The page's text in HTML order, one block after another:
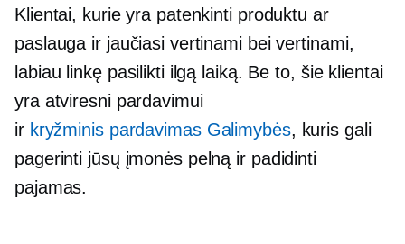
Klientai, kurie yra patenkinti produktu ar
paslauga ir jaučiasi vertinami bei vertinami,
labiau linkę pasilikti ilgą laiką. Be to, šie klientai
yra atviresni pardavimui
ir kryžminis pardavimasGalimybės, kuris gali
pagerinti jūsų įmonės pelną ir padidinti
pajamas.